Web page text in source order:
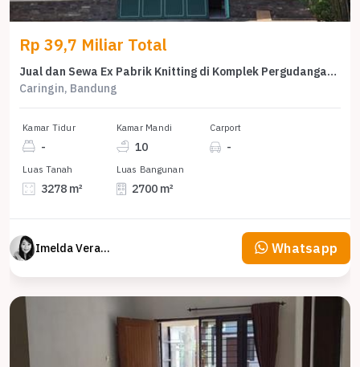
Rp 39,7 Miliar Total
Jual dan Sewa Ex Pabrik Knitting di Komplek Pergudangan Satria Raya, Caringin
Caringin, Bandung
Kamar Tidur
-
Kamar Mandi
10
Carport
-
Luas Tanah
3278 m²
Luas Bangunan
2700 m²
Imelda Veranika Whatsapp